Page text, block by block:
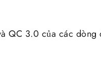
QC 3.0 của các dòng